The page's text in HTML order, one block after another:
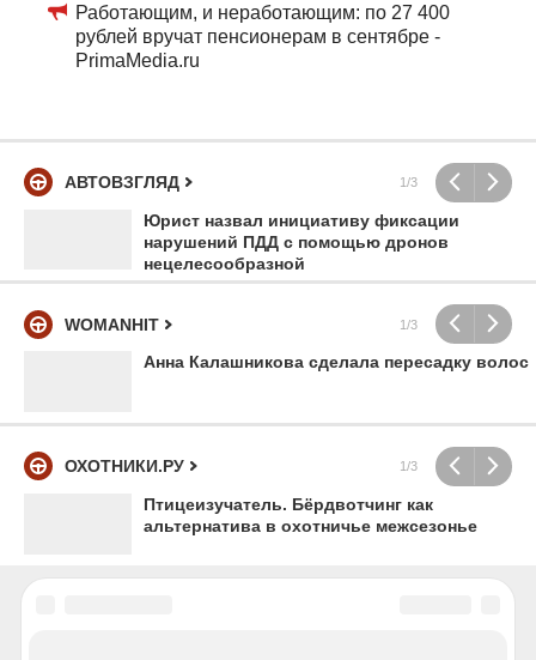
Работающим, и неработающим: по 27 400
рублей вручат пенсионерам в сентябре -
PrimaMedia.ru
АВТОВЗГЛЯД 1/3
Юрист назвал инициативу фиксации
нарушений ПДД с помощью дронов
нецелесообразной
WOMANHIT 1/3
Анна Калашникова сделала пересадку волос
ОХОТНИКИ.РУ 1/3
Птицеизучатель. Бёрдвотчинг как
альтернатива в охотничье межсезонье